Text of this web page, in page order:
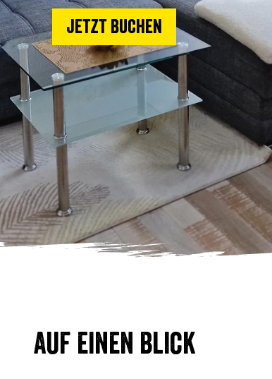
Jetzt buchen
Auf einen Blick